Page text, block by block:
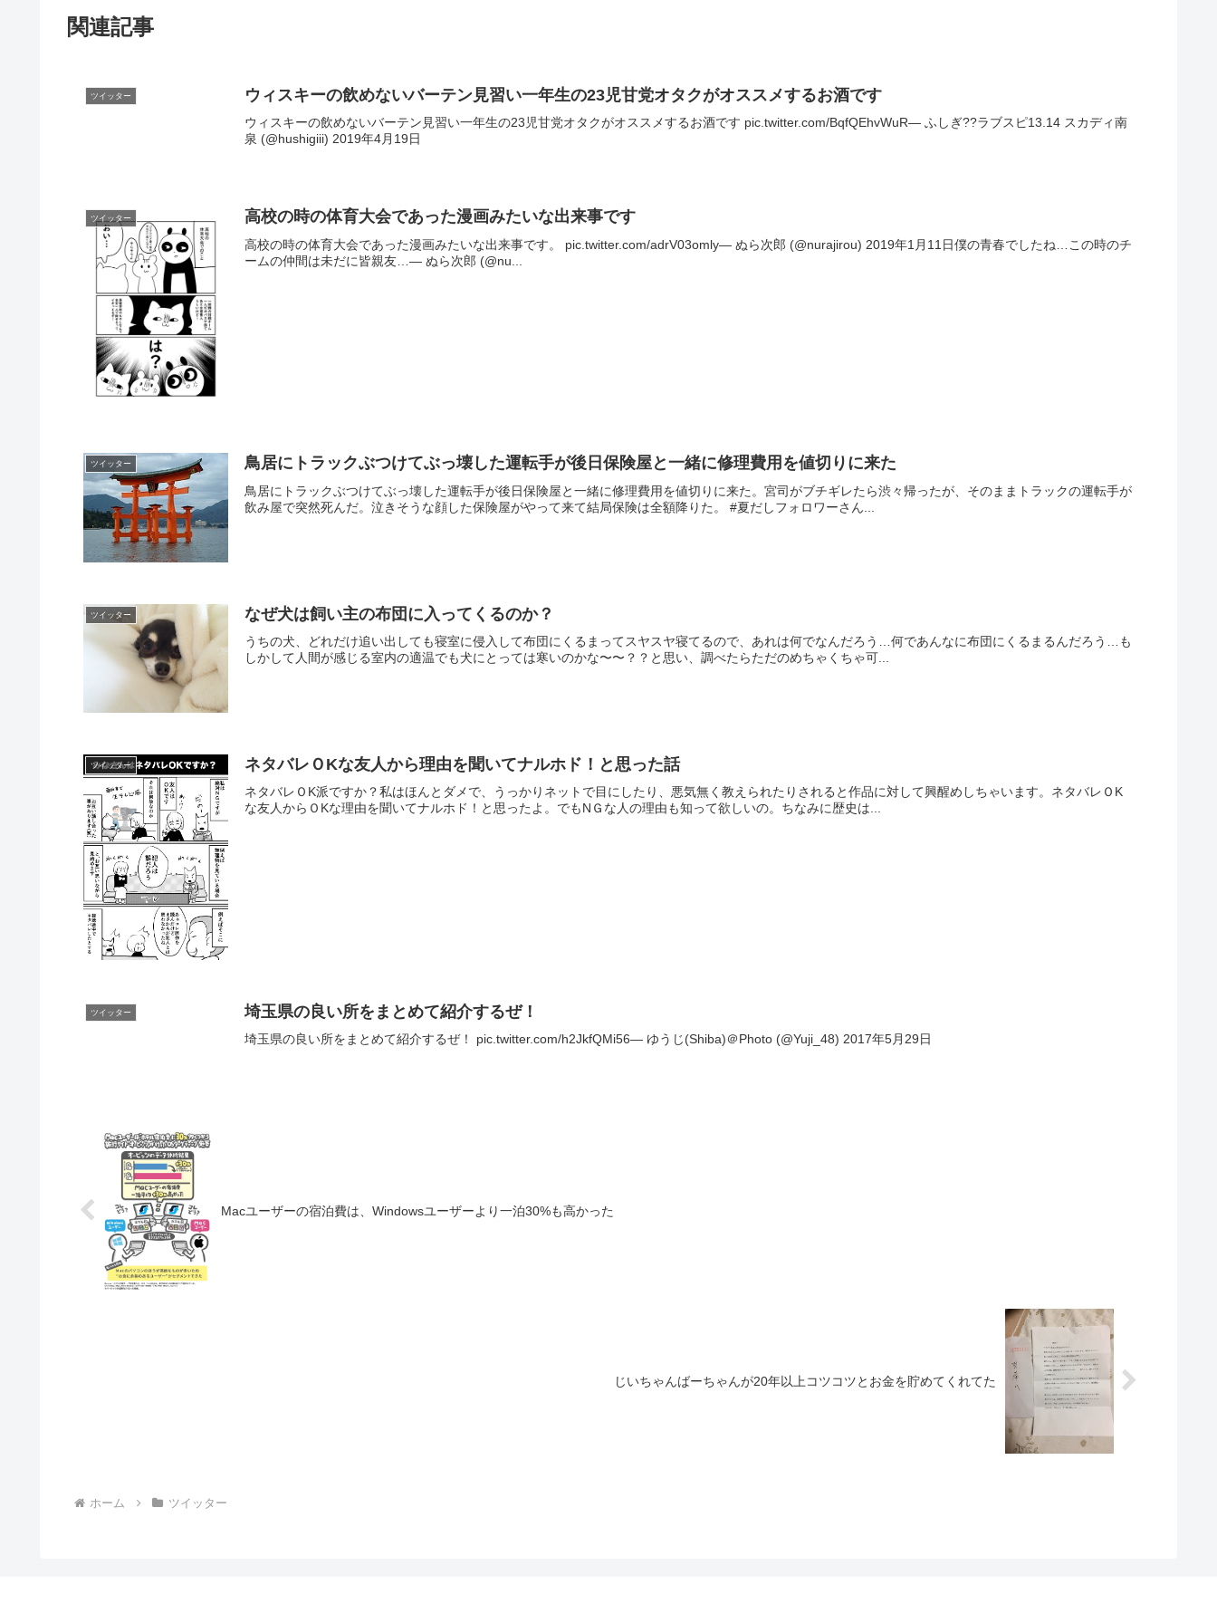
関連記事
ツイッター ウィスキーの飲めないバーテン見習い一年生の23児甘党オタクがオススメするお酒です
ウィスキーの飲めないバーテン見習い一年生の23児甘党オタクがオススメするお酒です pic.twitter.com/BqfQEhvWuR— ふしぎ??ラブスピ13.14 スカディ南
泉 (@hushigiii) 2019年4月19日
ツイッター 高校の時の体育大会であった漫画みたいな出来事です
高校の時の体育大会であった漫画みたいな出来事です。 pic.twitter.com/adrV03omly— ぬら次郎 (@nurajirou) 2019年1月11日僕の青春でしたね…この時のチ
ームの仲間は未だに皆親友…— ぬら次郎 (@nu...
ツイッター 鳥居にトラックぶつけてぶっ壊した運転手が後日保険屋と一緒に修理費用を値切りに来た
鳥居にトラックぶつけてぶっ壊した運転手が後日保険屋と一緒に修理費用を値切りに来た。宮司がブチギレたら渋々帰ったが、そのままトラックの運転手が
飲み屋で突然死んだ。泣きそうな顔した保険屋がやって来て結局保険は全額降りた。 #夏だしフォロワーさん...
ツイッター なぜ犬は飼い主の布団に入ってくるのか？
うちの犬、どれだけ追い出しても寝室に侵入して布団にくるまってスヤスヤ寝てるので、あれは何でなんだろう…何であんなに布団にくるまるんだろう…も
しかして人間が感じる室内の適温でも犬にとっては寒いのかな〜〜？？と思い、調べたらただのめちゃくちゃ可...
ツイッター ネタバレＯKな友人から理由を聞いてナルホド！と思った話
ネタバレＯK派ですか？私はほんとダメで、うっかりネットで目にしたり、悪気無く教えられたりされると作品に対して興醒めしちゃいます。ネタバレＯK
な友人からＯKな理由を聞いてナルホド！と思ったよ。でもNＧな人の理由も知って欲しいの。ちなみに歴史は...
ツイッター 埼玉県の良い所をまとめて紹介するぜ！
埼玉県の良い所をまとめて紹介するぜ！ pic.twitter.com/h2JkfQMi56— ゆうじ(Shiba)＠Photo (@Yuji_48) 2017年5月29日
Macユーザーの宿泊費は、Windowsユーザーより一泊30%も高かった
じいちゃんばーちゃんが20年以上コツコツとお金を貯めてくれてた
ホーム ツイッター